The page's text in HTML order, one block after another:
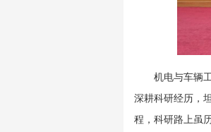
机电与车辆
深耕科研经历，
程，科研路上虽